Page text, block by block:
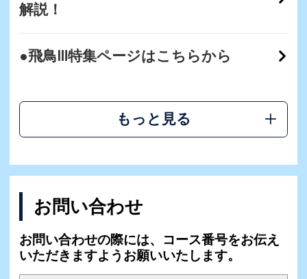
解説！
●飛鳥Ⅲ特集ページはこちらから
もっと見る
お問い合わせ
お問い合わせの際には、コース番号をお伝え
いただきますようお願いいたします。